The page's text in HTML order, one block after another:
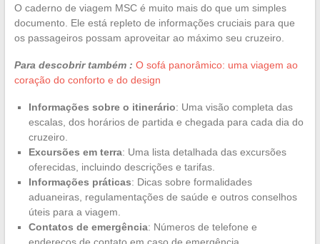
O caderno de viagem MSC é muito mais do que um simples
documento. Ele está repleto de informações cruciais para que
os passageiros possam aproveitar ao máximo seu cruzeiro.
Para descobrir também : O sofá panorâmico: uma viagem ao
coração do conforto e do design
Informações sobre o itinerário: Uma visão completa das
escalas, dos horários de partida e chegada para cada dia do
cruzeiro.
Excursões em terra: Uma lista detalhada das excursões
oferecidas, incluindo descrições e tarifas.
Informações práticas: Dicas sobre formalidades
aduaneiras, regulamentações de saúde e outros conselhos
úteis para a viagem.
Contatos de emergência: Números de telefone e